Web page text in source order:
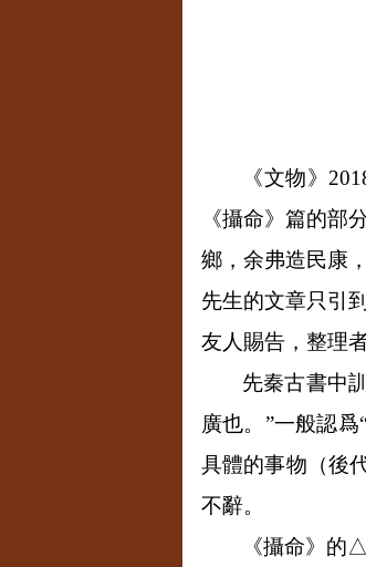
《文物》
《攝命》篇的部
鄉，余弗造民康
先生的文章只引
友人賜告，整理
先秦古書中
廣也。”一般認
具體的事物（後
不辭。
《攝命》的